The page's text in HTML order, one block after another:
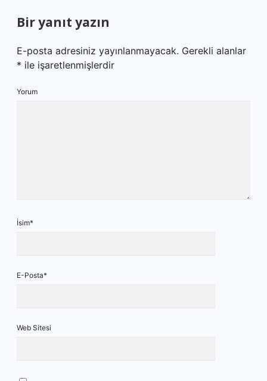
Bir yanıt yazın
E-posta adresiniz yayınlanmayacak. Gerekli alanlar
* ile işaretlenmişlerdir
Yorum
İsim*
E-Posta*
Web Sitesi